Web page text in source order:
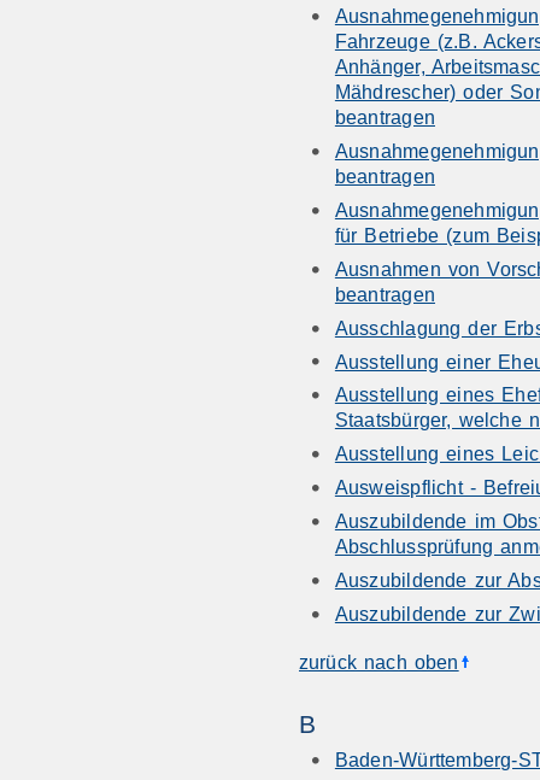
Fahrzeuge (z.B.
Anhänger,
Mähdrescher) oder
beantragen
beantragen
für Betriebe (zum
Ausnahmen von
beantragen
Ausschlagung der
Ausstellung einer
Ausstellung eines
Staatsbürger, welche
Ausstellung eines
Ausweispflicht -
Auszubildende im
Abschlussprüfung
Auszubildende zur
Auszubildende zur
zurück nach oben
B
Baden-Württemberg-